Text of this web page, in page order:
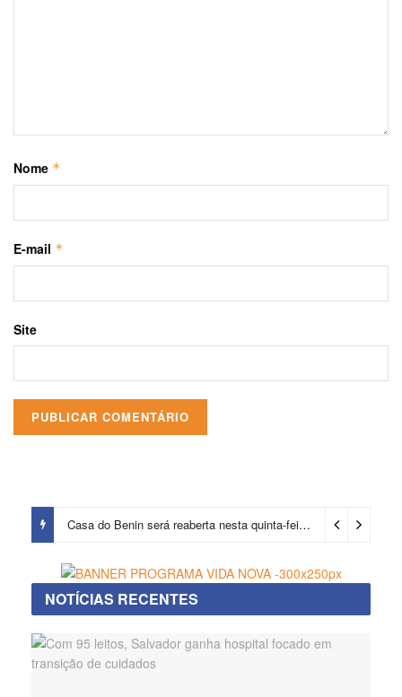
Nome *
E-mail *
Site
Casa do Benin será reaberta nesta quinta-feira (6) 2 dias ago
NOTÍCIAS RECENTES